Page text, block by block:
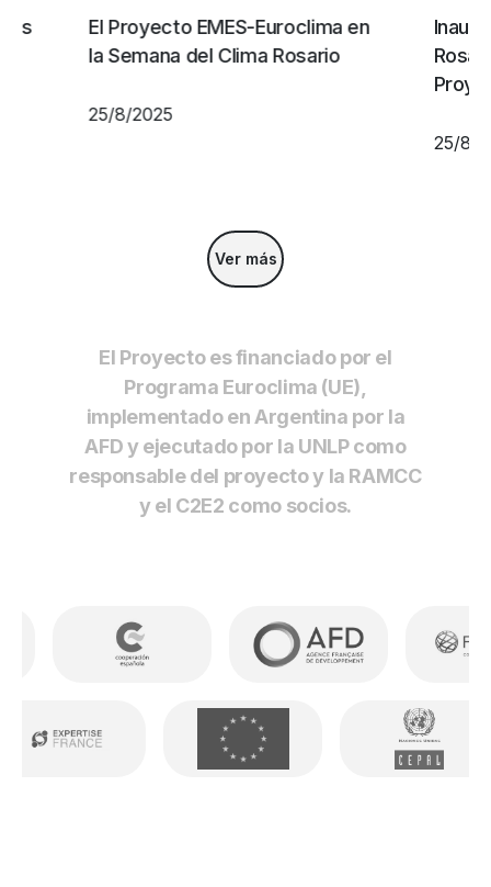
El Proyecto EMES-Euroclima en
la Semana del Clima Rosario
25/8/2025
25/8/
Ver más
El Proyecto es financiado por el
Programa Euroclima (UE),
implementado en Argentina por la
AFD y ejecutado por la UNLP como
responsable del proyecto y la RAMCC
y el C2E2 como socios.